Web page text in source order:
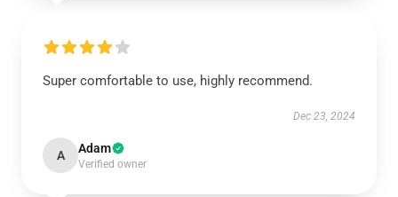
Super comfortable to use, highly recommend.
Dec 23, 2024
A Adam
Verified owner